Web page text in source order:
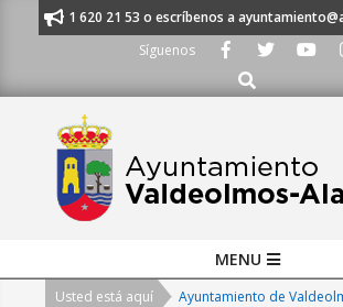
al 91 620 21 53 o escríbenos a
Síguenos
Buscar
Navigation
MENU
Usted está aquí Ayuntamiento de